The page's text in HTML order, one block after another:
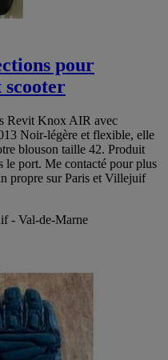
pour
scooter
Revit Knox AIR avec
Noir-légère et flexible, elle
blouson taille 42. Produit
le port. Me contacté pour plus
propre sur Paris et Villejuif
- Val-de-Marne